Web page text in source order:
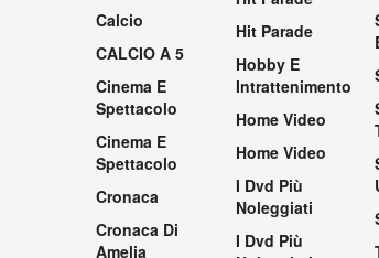
Calcio
CALCIO A 5
Cinema E
Spettacolo
Cinema E
Spettacolo
Cronaca
Cronaca Di
Amelia
Hit Parade
Hobby E
Intrattenimento
Home Video
Home Video
I Dvd Più
Noleggiati
I Dvd Più